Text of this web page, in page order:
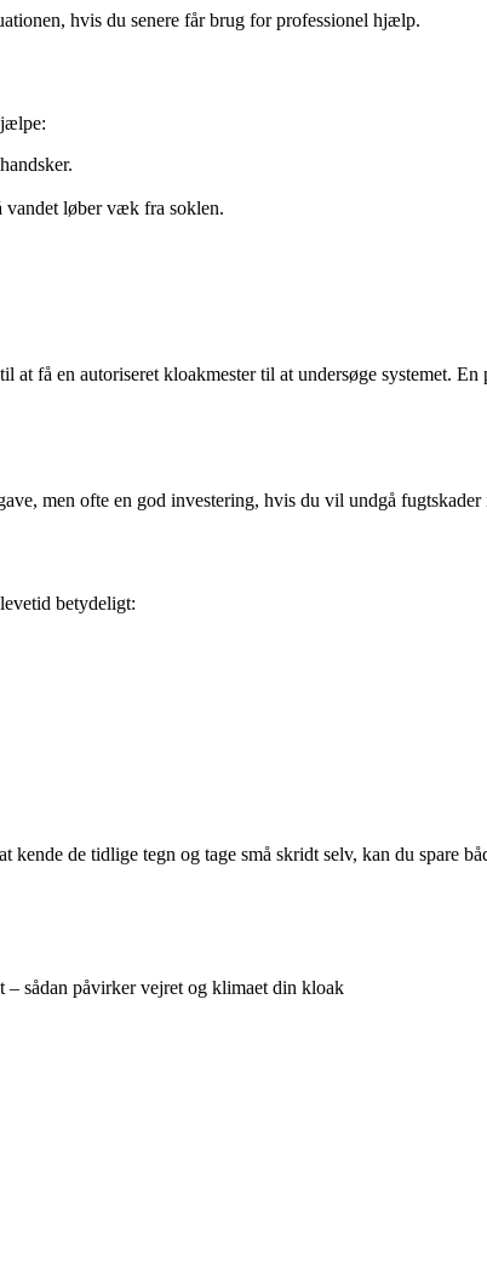
hvis du senere får brug for professionel hjælp.
løber væk fra soklen.
få en autoriseret kloakmester til at undersøge systemet. En
men ofte en god investering, hvis du vil undgå fugtskader
betydeligt:
de tidlige tegn og tage små skridt selv, kan du spare
– sådan påvirker vejret og klimaet din kloak